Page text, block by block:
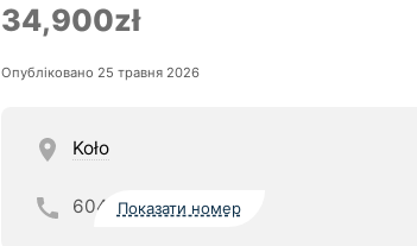
34,900zł
Опубліковано 25 травня 2026
Koło
604 Показати номер